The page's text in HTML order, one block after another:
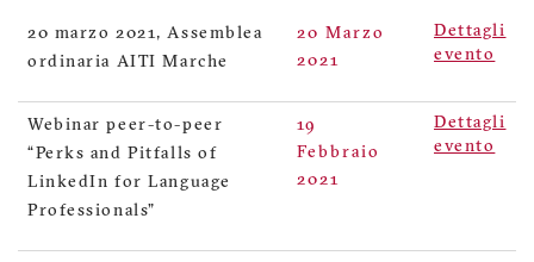
20 marzo 2021, Assemblea
ordinaria AITI Marche
20 Marzo
2021
Dettagli
evento
Webinar peer-to-peer
“Perks and Pitfalls of
LinkedIn for Language
Professionals”
19
Febbraio
2021
Dettagli
evento